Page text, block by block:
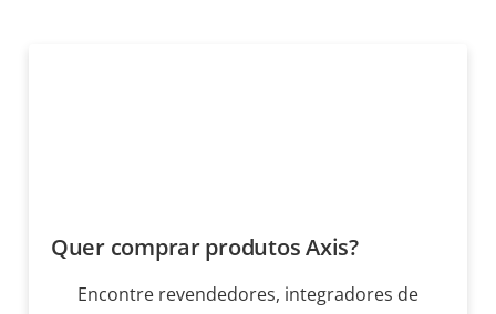
Quer comprar produtos Axis?
Encontre revendedores, integradores de